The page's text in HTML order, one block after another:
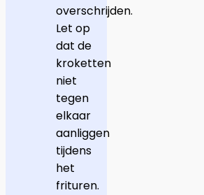
overschrijden.
Let op
dat de
kroketten
niet
tegen
elkaar
aanliggen
tijdens
het
frituren.